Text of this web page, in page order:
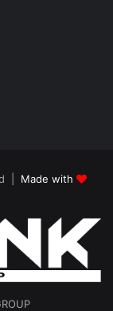
| Made with